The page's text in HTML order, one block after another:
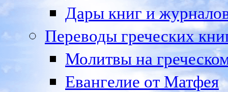
Дары книг и
Переводы греческих
Молитвы на
Евангелие от Матфея